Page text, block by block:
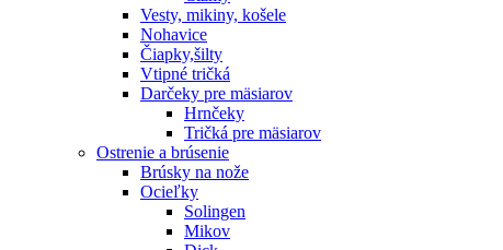
Vesty, mikiny, košele
Nohavice
Čiapky,šilty
Vtipné tričká
Darčeky pre mäsiarov
Hrnčeky
Tričká pre mäsiarov
Ostrenie a brúsenie
Brúsky na nože
Ocieľky
Solingen
Mikov